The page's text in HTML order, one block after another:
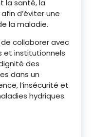
la santé, la
d’éviter une
la maladie.
collaborer avec
et institutionnels
des
dans un
l’insécurité et
hydriques.